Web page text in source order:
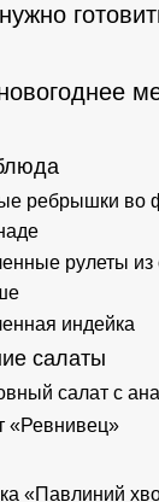
ребрышки во
рулеты из
индейка
салаты
салат с
«Ревнивец»
«Павлиний